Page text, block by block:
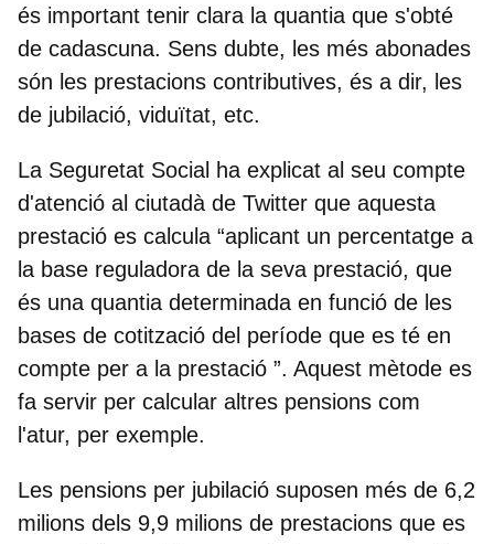
és important tenir clara la quantia que s'obté
de cadascuna. Sens dubte, les més abonades
són les prestacions contributives, és a dir, les
de jubilació, viduïtat, etc.
La Seguretat Social ha explicat al seu compte
d'atenció al ciutadà de Twitter que aquesta
prestació es calcula “aplicant un percentatge a
la base reguladora de la seva prestació, que
és una quantia determinada en funció de les
bases de cotització del període que es té en
compte per a la prestació ”. Aquest mètode es
fa servir per calcular altres pensions com
l'atur, per exemple.
Les pensions per jubilació suposen més de 6,2
milions dels 9,9 milions de prestacions que es